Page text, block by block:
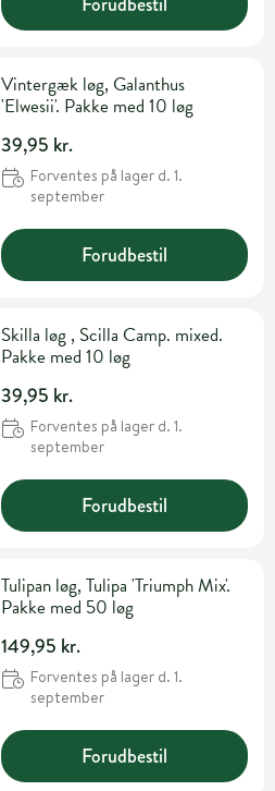
Vintergæk løg, Galanthus
'Elwesii'. Pakke med 10 løg
39,95 kr.
Forventes på lager d. 1.
september
Forudbestil
Skilla løg , Scilla Camp. mixed.
Pakke med 10 løg
39,95 kr.
Forventes på lager d. 1.
september
Forudbestil
Tulipan løg, Tulipa 'Triumph Mix'.
Pakke med 50 løg
149,95 kr.
Forventes på lager d. 1.
september
Forudbestil